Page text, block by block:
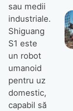
sau medii
industriale.
Shiguang
S1 este
un robot
umanoid
pentru uz
domestic,
capabil să